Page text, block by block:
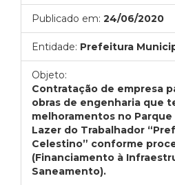
Publicado em: 24/06/2020
Entidade: Prefeitura
Objeto:
Contratação de empresa
obras de engenharia que
melhoramentos no
Lazer do Trabalhador
Celestino” conforme
(Financiamento à
Saneamento).